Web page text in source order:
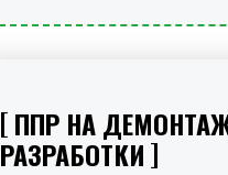
ППР НА
РАЗРАБОТКИ